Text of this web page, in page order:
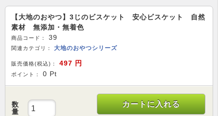
【大地のおやつ】3じのビスケット 安心ビスケット 自然
素材 無添加・無着色
商品コード： 39
関連カテゴリ： 大地のおやつシリーズ
販売価格(税込)： 497 円
ポイント： 0 Pt
数
量
カートに入れる